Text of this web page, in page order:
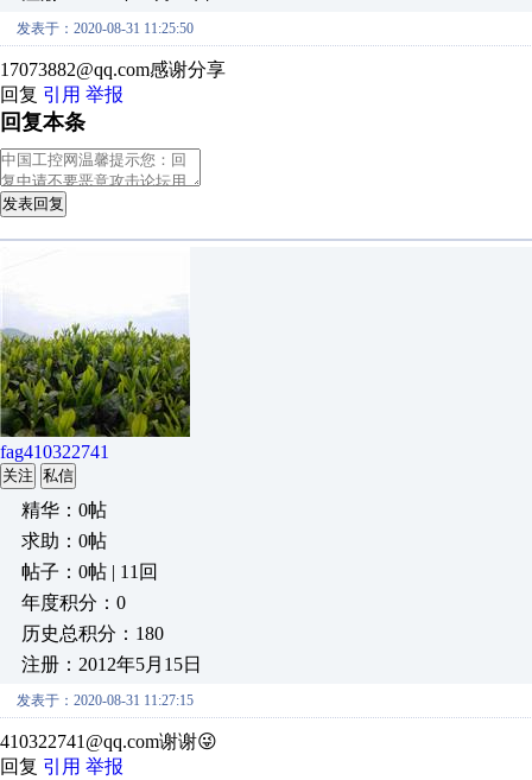
发表于：2020-08-31 11:25:50
17073882@qq.com感谢分享
回复 引用 举报
回复本条
发表回复
fag410322741
关注 私信
精华：0帖
求助：0帖
帖子：0帖 | 11回
年度积分：0
历史总积分：180
注册：2012年5月15日
发表于：2020-08-31 11:27:15
410322741@qq.com谢谢😜
回复 引用 举报